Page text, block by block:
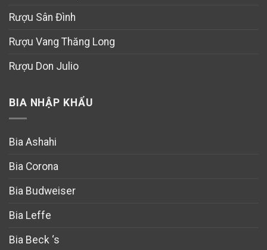
Rượu Sân Đình
Rượu Vang Thăng Long
Rượu Don Julio
BIA NHẬP KHẨU
Bia Ashahi
Bia Corona
Bia Budweiser
Bia Leffe
Bia Beck ‘s